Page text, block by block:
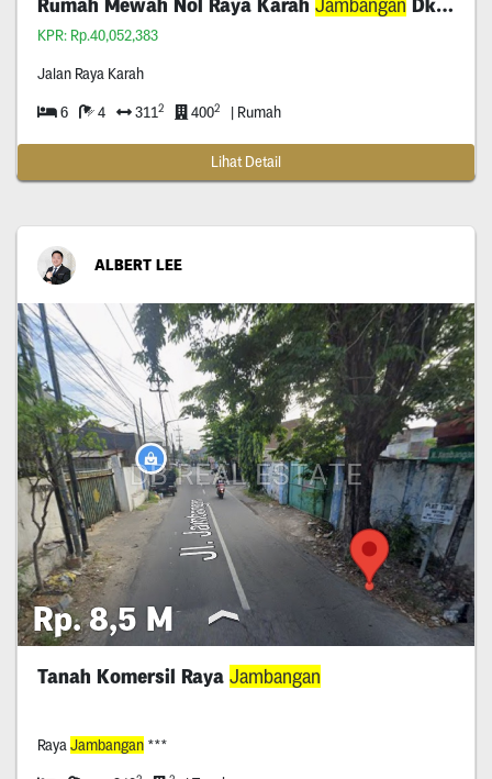
Rumah Mewah Nol Raya Karah Jambangan Dkt A Yani
KPR: Rp.40,052,383
Jalan Raya Karah
6 4 3112 4002 | Rumah
Lihat Detail
ALBERT LEE
Rp. 8,5 M
Tanah Komersil Raya Jambangan
RayaJambangan***